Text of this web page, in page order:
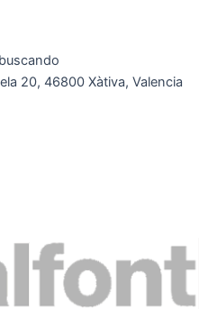
20, 46800 Xàtiva, Valencia